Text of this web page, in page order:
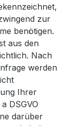
zur
benötigen.
aus den
Nach
werden
Ihrer
DSGVO
darüber